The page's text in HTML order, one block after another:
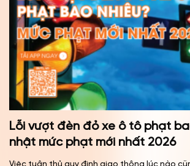
Lỗi vượt đèn đỏ xe ô tô phạt
nhật mức phạt mới nhất 2026
Việc tuân thủ quy định giao thông lúc nào